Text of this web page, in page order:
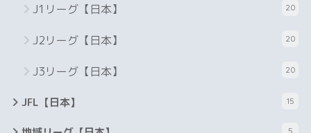
J1リーグ【日本】 20
J2リーグ【日本】 20
J3リーグ【日本】 20
JFL【日本】 15
5